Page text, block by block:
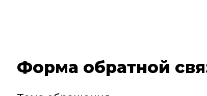
Форма обратной